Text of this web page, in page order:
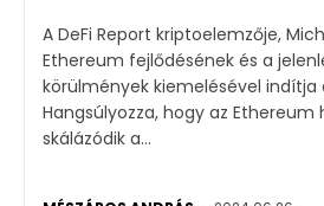
A DeFi Report kriptoelemzője,
Ethereum fejlődésének és a
körülmények kiemelésével indítja
Hangsúlyozza, hogy az Ethereum
skálázódik a...